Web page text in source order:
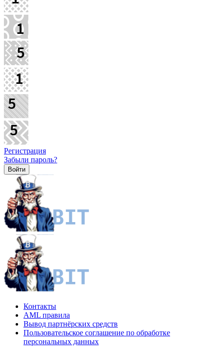
Регистрация
Забыли пароль?
Контакты
AML правила
Вывод партнёрских средств
Пользовательское соглашение по обработке
персональных данных